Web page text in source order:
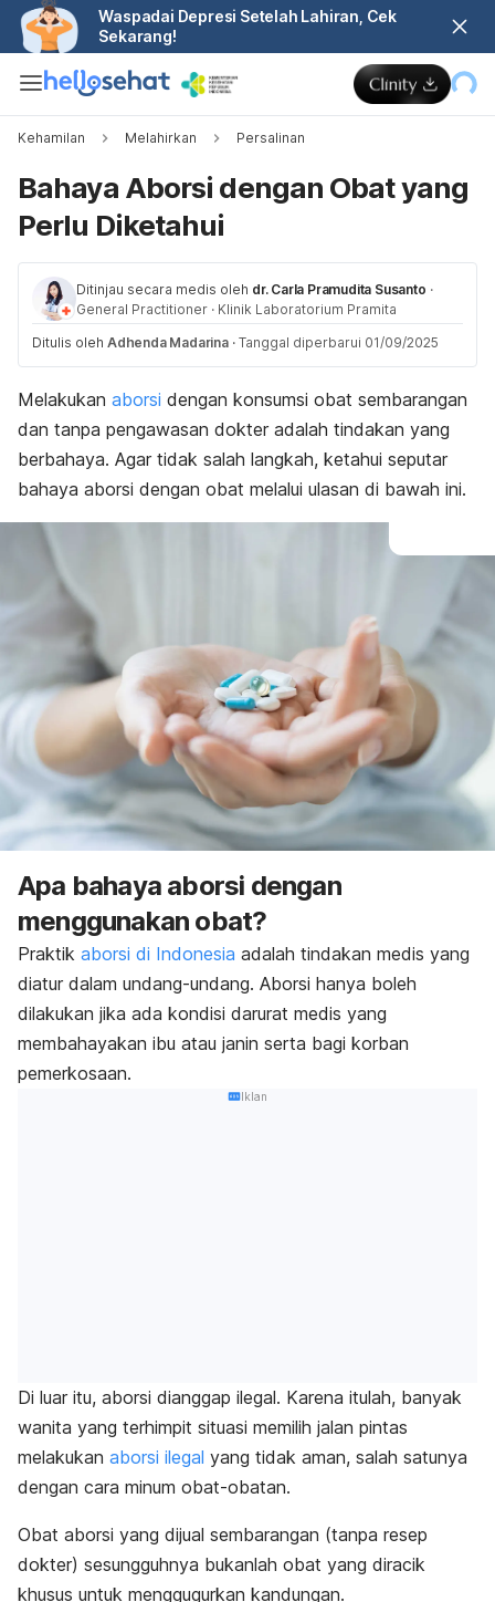
Waspadai Depresi Setelah Lahiran, Cek
Sekarang!
Kehamilan Melahirkan Persalinan
Bahaya Aborsi dengan Obat yang
Perlu Diketahui
Ditinjau secara medis oleh dr. Carla Pramudita Susanto ·
General Practitioner · Klinik Laboratorium Pramita
Ditulis oleh Adhenda Madarina · Tanggal diperbarui 01/09/2025
Melakukan aborsi dengan konsumsi obat sembarangan
dan tanpa pengawasan dokter adalah tindakan yang
berbahaya. Agar tidak salah langkah, ketahui seputar
bahaya aborsi dengan obat melalui ulasan di bawah ini.
Apa bahaya aborsi dengan
menggunakan obat?
Praktik aborsi di Indonesia adalah tindakan medis yang
diatur dalam undang-undang. Aborsi hanya boleh
dilakukan jika ada kondisi darurat medis yang
membahayakan ibu atau janin serta bagi korban
pemerkosaan.
Iklan
Di luar itu, aborsi dianggap ilegal. Karena itulah, banyak
wanita yang terhimpit situasi memilih jalan pintas
melakukan aborsi ilegal yang tidak aman, salah satunya
dengan cara minum obat-obatan.
Obat aborsi yang dijual sembarangan (tanpa resep
dokter) sesungguhnya bukanlah obat yang diracik
khusus untuk menggugurkan kandungan.